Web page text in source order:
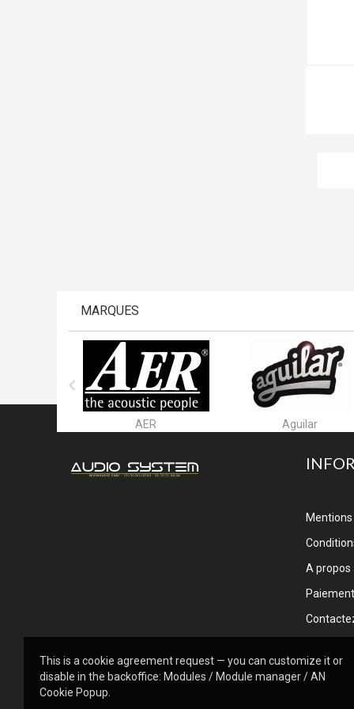
This is a cookie agreement request — you can customize it or
disable in the backoffice: Modules / Module manager / AN
Cookie Popup.
MARQUES

AER Aguilar
A propos